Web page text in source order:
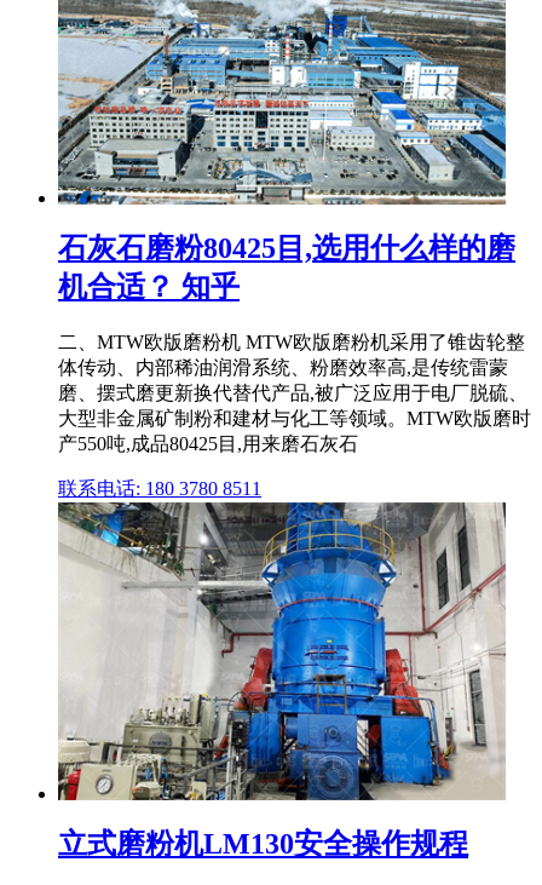
石灰石磨粉80425目,选用什么样的磨
机合适？ 知乎
二、MTW欧版磨粉机 MTW欧版磨粉机采用了锥齿轮整
体传动、内部稀油润滑系统、粉磨效率高,是传统雷蒙
磨、摆式磨更新换代替代产品,被广泛应用于电厂脱硫、
大型非金属矿制粉和建材与化工等领域。MTW欧版磨时
产550吨,成品80425目,用来磨石灰石
联系电话: 180 3780 8511
立式磨粉机LM130安全操作规程